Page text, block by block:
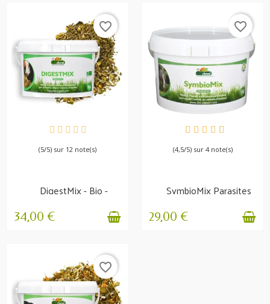
EN STOCK
favorite_border
(5/5) sur 12 note(s)
DigestMix - Bio -
Transit & Digestion
34,00 €
EN STOCK
favorite_border
(4,5/5) sur 4 note(s)
SymbioMix Parasites
intestinaux
29,00 €
favorite_border